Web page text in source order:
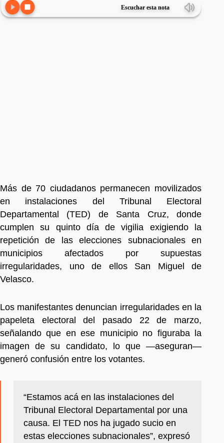
Escuchar esta nota
Más de 70 ciudadanos permanecen movilizados
en instalaciones del Tribunal Electoral
Departamental (TED) de Santa Cruz, donde
cumplen su quinto día de vigilia exigiendo la
repetición de las elecciones subnacionales en
municipios afectados por supuestas
irregularidades, uno de ellos San Miguel de
Velasco.
Los manifestantes denuncian irregularidades en la
papeleta electoral del pasado 22 de marzo,
señalando que en ese municipio no figuraba la
imagen de su candidato, lo que —aseguran—
generó confusión entre los votantes.
“Estamos acá en las instalaciones del
Tribunal Electoral Departamental por una
causa. El TED nos ha jugado sucio en
estas elecciones subnacionales”, expresó